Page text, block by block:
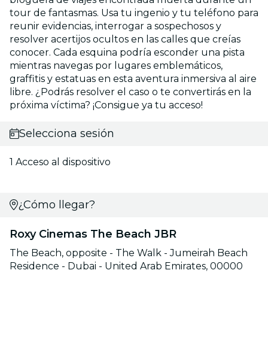
tour de fantasmas. Usa tu ingenio y tu teléfono para
reunir evidencias, interrogar a sospechosos y
resolver acertijos ocultos en las calles que creías
conocer. Cada esquina podría esconder una pista
mientras navegas por lugares emblemáticos,
graffitis y estatuas en esta aventura inmersiva al aire
libre. ¿Podrás resolver el caso o te convertirás en la
próxima víctima? ¡Consigue ya tu acceso!
Selecciona sesión
1 Acceso al dispositivo
¿Cómo llegar?
Roxy Cinemas The Beach JBR
The Beach, opposite - The Walk - Jumeirah Beach
Residence - Dubai - United Arab Emirates, 00000